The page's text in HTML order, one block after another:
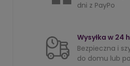
dni z PayPo
Wysyłka w 24 h
Bezpieczna i
do domu lub